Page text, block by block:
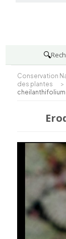
🔍
Conservation
des plantes
>
cheilanthifolium